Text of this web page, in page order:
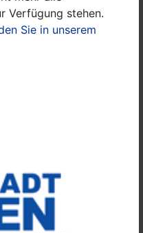
Verfügung stehen.
Sie in unserem
Manuel Meger
„gesunden
und den
hat die Marke
auf Rädern:
auch in Nauen
Nauen hat seine erste